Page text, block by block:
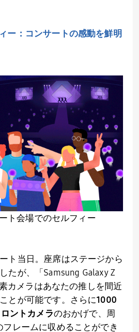
ー：コンサートの感動を鮮明
ト会場でのセルフィー
ト当日。座席はステージから
たが、「Samsung Galaxy Z
カメラはあなたの推しを間近
とが可能です。さらに1000
ントカメラのおかげで、周
フレームに収めることができ